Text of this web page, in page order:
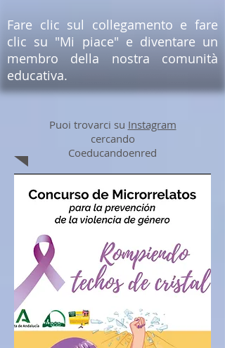
Fare clic sul collegamento e fare
clic su "Mi piace" e diventare un
membro della nostra comunità
educativa.
Puoi trovarci su Instagram
cercando
Coeducandoenred